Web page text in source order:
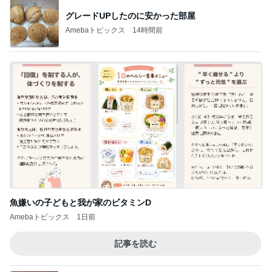
グレードUPしたのに安かった部屋
Amebaトピックス 14時間前
魚嫌いの子どもと我が家のビタミンD
Amebaトピックス 1日前
記事を読む